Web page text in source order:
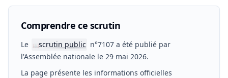
Comprendre ce scrutin
Le 📖scrutin public n°7107 a été publié par
l'Assemblée nationale le 29 mai 2026.
La page présente les informations officielles